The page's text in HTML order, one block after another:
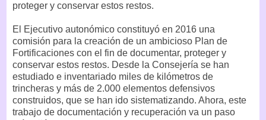
proteger y conservar estos restos.
El Ejecutivo autonómico constituyó en 2016 una
comisión para la creación de un ambicioso Plan de
Fortificaciones con el fin de documentar, proteger y
conservar estos restos. Desde la Consejería se han
estudiado e inventariado miles de kilómetros de
trincheras y más de 2.000 elementos defensivos
construidos, que se han ido sistematizando. Ahora, este
trabajo de documentación y recuperación va un paso